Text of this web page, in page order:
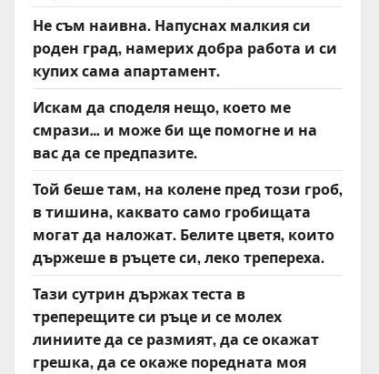
Не съм наивна. Напуснах малкия си
роден град, намерих добра работа и си
купих сама апартамент.
Искам да споделя нещо, което ме
смрази… и може би ще помогне и на
вас да се предпазите.
Той беше там, на колене пред този гроб,
в тишина, каквато само гробищата
могат да наложат. Белите цветя, които
държеше в ръцете си, леко трепереха.
Тази сутрин държах теста в
треперещите си ръце и се молех
линиите да се размият, да се окажат
грешка, да се окаже поредната моя